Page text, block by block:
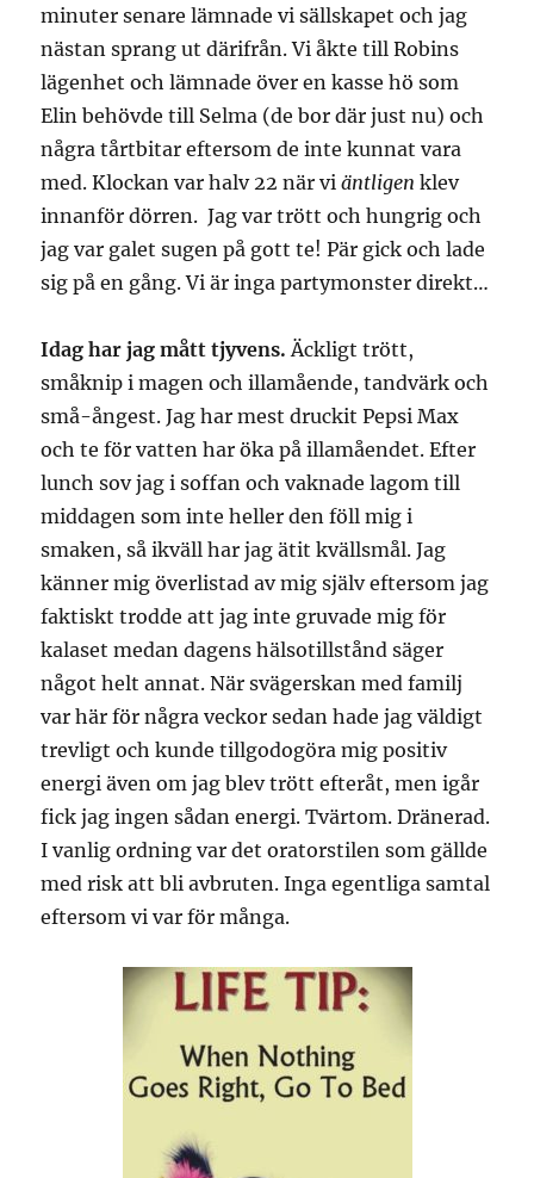
minuter senare lämnade vi sällskapet och jag
nästan sprang ut därifrån. Vi åkte till Robins
lägenhet och lämnade över en kasse hö som
Elin behövde till Selma (de bor där just nu) och
några tårtbitar eftersom de inte kunnat vara
med. Klockan var halv 22 när viäntligen klev
innanför dörren. Jag var trött och hungrig och
jag var galet sugen på gott te! Pär gick och lade
sig på en gång. Vi är inga partymonster direkt…
Idag har jag mått tjyvens. Äckligt trött,
småknip i magen och illamående, tandvärk och
små-ångest. Jag har mest druckit Pepsi Max
och te för vatten har öka på illamåendet. Efter
lunch sov jag i soffan och vaknade lagom till
middagen som inte heller den föll mig i
smaken, så ikväll har jag ätit kvällsmål. Jag
känner mig överlistad av mig själv eftersom jag
faktiskt trodde att jag inte gruvade mig för
kalaset medan dagens hälsotillstånd säger
något helt annat. När svägerskan med familj
var här för några veckor sedan hade jag väldigt
trevligt och kunde tillgodogöra mig positiv
energi även om jag blev trött efteråt, men igår
fick jag ingen sådan energi. Tvärtom. Dränerad.
I vanlig ordning var det oratorstilen som gällde
med risk att bli avbruten. Inga egentliga samtal
eftersom vi var för många.